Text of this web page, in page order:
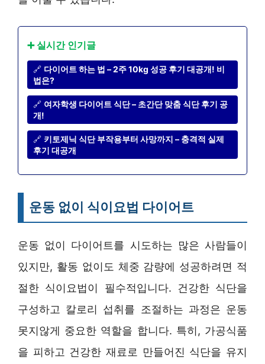
➕ 실시간 인기글
🔗 다이어트 하는 법 – 2주 10kg 성공 후기 대공개! 비
법은?
🔗 여자학생 다이어트 식단 – 초간단 맞춤 식단 후기 공
개!
🔗 키토제닉 식단 부작용부터 사망까지 – 충격적 실제
후기 대공개
운동 없이 식이요법 다이어트
운동 없이 다이어트를 시도하는 많은 사람들이
있지만, 활동 없이도 체중 감량에 성공하려면 적
절한 식이요법이 필수적입니다. 건강한 식단을
구성하고 칼로리 섭취를 조절하는 과정은 운동
못지않게 중요한 역할을 합니다. 특히, 가공식품
을 피하고 건강한 재료로 만들어진 식단을 유지